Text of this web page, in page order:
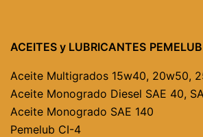
ACEITES y LUBRICANTES PEMELUB
Aceite Multigrados 15w40, 20w50,
Aceite Monogrado Diesel SAE 40,
Aceite Monogrado SAE 140
Pemelub CI-4